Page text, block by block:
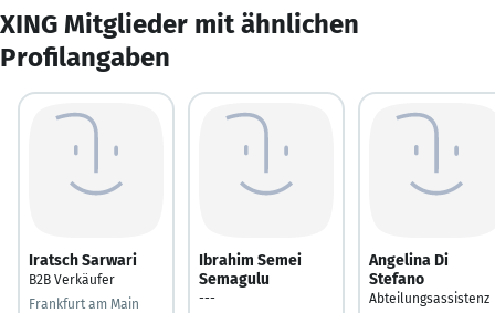
XING Mitglieder mit ähnlichen
Profilangaben
Iratsch Sarwari
B2B Verkäufer
Frankfurt am Main
Ibrahim Semei
Semagulu
---
Angelina Di
Stefano
Abteilungsassistenz